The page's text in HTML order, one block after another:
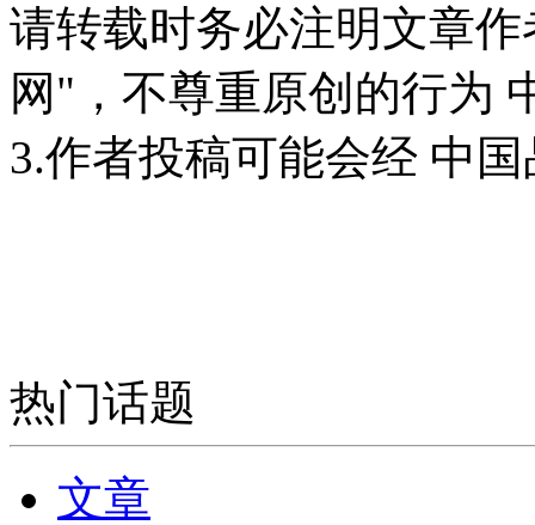
请转载时务必注明文章
网"，不尊重原创的行为
3.作者投稿可能会经 中
热门话题
文章